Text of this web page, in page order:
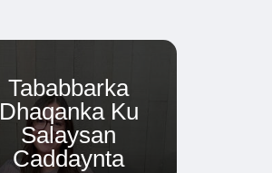
Tababbarka
Dhaqanka Ku
Salaysan
Caddaynta